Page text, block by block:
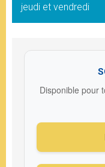
jeudi et vendredi
Disponible pour